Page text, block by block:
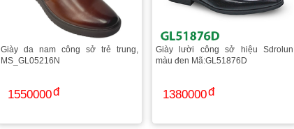
Giày da nam công sở trẻ trung,
MS_GL05216N
1550000
Giày lười công sở hiệu Sdrolun
màu đen Mã:GL51876D
1380000